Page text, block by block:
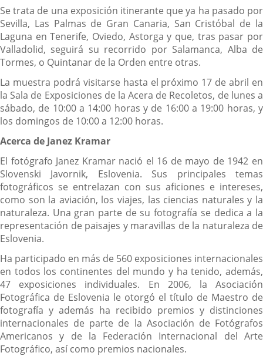
Se trata de una exposición itinerante que ya ha pasado por
Sevilla, Las Palmas de Gran Canaria, San Cristóbal de la
Laguna en Tenerife, Oviedo, Astorga y que, tras pasar por
Valladolid, seguirá su recorrido por Salamanca, Alba de
Tormes, o Quintanar de la Orden entre otras.
La muestra podrá visitarse hasta el próximo 17 de abril en
la Sala de Exposiciones de la Acera de Recoletos, de lunes a
sábado, de 10:00 a 14:00 horas y de 16:00 a 19:00 horas, y
los domingos de 10:00 a 12:00 horas.
Acerca de Janez Kramar
El fotógrafo Janez Kramar nació el 16 de mayo de 1942 en
Slovenski Javornik, Eslovenia. Sus principales temas
fotográficos se entrelazan con sus aficiones e intereses,
como son la aviación, los viajes, las ciencias naturales y la
naturaleza. Una gran parte de su fotografía se dedica a la
representación de paisajes y maravillas de la naturaleza de
Eslovenia.
Ha participado en más de 560 exposiciones internacionales
en todos los continentes del mundo y ha tenido, además,
47 exposiciones individuales. En 2006, la Asociación
Fotográfica de Eslovenia le otorgó el título de Maestro de
fotografía y además ha recibido premios y distinciones
internacionales de parte de la Asociación de Fotógrafos
Americanos y de la Federación Internacional del Arte
Fotográfico, así como premios nacionales.